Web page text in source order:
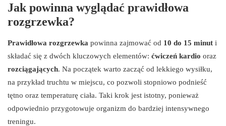
Jak powinna wyglądać prawidłowa
rozgrzewka?
Prawidłowa rozgrzewka powinna zajmować od 10 do 15 minut i
składać się z dwóch kluczowych elementów: ćwiczeń kardio oraz
rozciągających. Na początek warto zacząć od lekkiego wysiłku,
na przykład truchtu w miejscu, co pozwoli stopniowo podnieść
tętno oraz temperaturę ciała. Taki krok jest istotny, ponieważ
odpowiednio przygotowuje organizm do bardziej intensywnego
treningu.